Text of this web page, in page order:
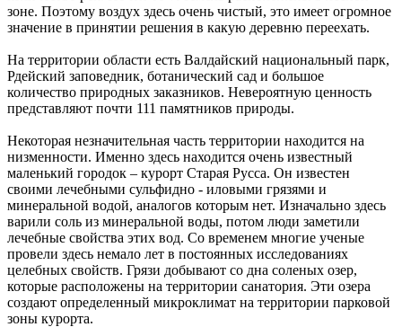
зоне. Поэтому воздух здесь очень чистый, это имеет огромное
значение в принятии решения в какую деревню переехать.
На территории области есть Валдайский национальный парк,
Рдейский заповедник, ботанический сад и большое
количество природных заказников. Невероятную ценность
представляют почти 111 памятников природы.
Некоторая незначительная часть территории находится на
низменности. Именно здесь находится очень известный
маленький городок – курорт Старая Русса. Он известен
своими лечебными сульфидно - иловыми грязями и
минеральной водой, аналогов которым нет. Изначально здесь
варили соль из минеральной воды, потом люди заметили
лечебные свойства этих вод. Со временем многие ученые
провели здесь немало лет в постоянных исследованиях
целебных свойств. Грязи добывают со дна соленых озер,
которые расположены на территории санатория. Эти озера
создают определенный микроклимат на территории парковой
зоны курорта.